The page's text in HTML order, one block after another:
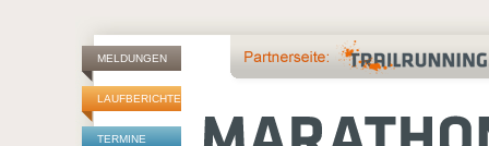
MELDUNGEN
LAUFBERICHTE
TERMINE